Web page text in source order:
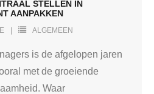
STELLEN IN
AANPAKKEN
ALGEMEEN
is de afgelopen jaren
met de groeiende
Waar